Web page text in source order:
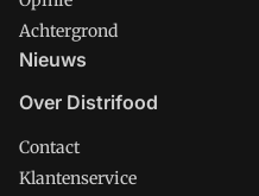
Achtergrond
Nieuws
Over Distrifood
Contact
Klantenservice